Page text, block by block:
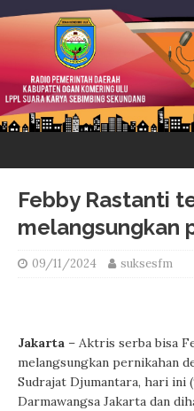
Febby Rastanti
melangsungkan
09/11/2024 suksesfm
Jakarta – Aktris serba bisa
melangsungkan pernikahan
Sudrajat Djumantara, hari ini
Darmawangsa Jakarta dan